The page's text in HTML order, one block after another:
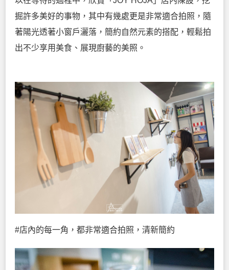
掘許多美好的事物，其中有幾處更是非常適合拍照，隨
著陽光透著小窗戶灑落，簡約自然元素的搭配，輕鬆拍
出不少享用美食、展現廚藝的美照。
#店內的每一角，都非常適合拍照，清新簡約